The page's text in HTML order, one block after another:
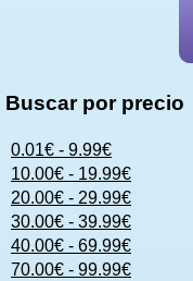
Buscar por precio
0.01€ - 9.99€
10.00€ - 19.99€
20.00€ - 29.99€
30.00€ - 39.99€
40.00€ - 69.99€
70.00€ - 99.99€